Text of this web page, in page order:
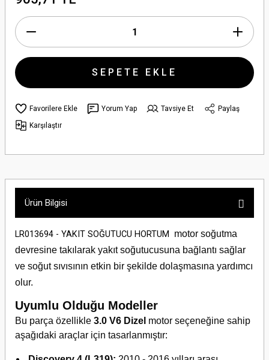
SEPETE EKLE
Yorum Yap Tavsiye Et
Paylaş
Karşılaştır
Ürün Bilgisi
LR013694 - YAKIT SOĞUTUCU HORTUM
motor soğutma
devresine takılarak yakıt soğutucusuna bağlantı sağlar
ve soğut sıvısının etkin bir şekilde dolaşmasına yardımcı
olur.
Uyumlu Olduğu Modeller
Bu parça özellikle 3.0 V6 Dizel motor seçeneğine sahip
aşağıdaki araçlar için tasarlanmıştır: